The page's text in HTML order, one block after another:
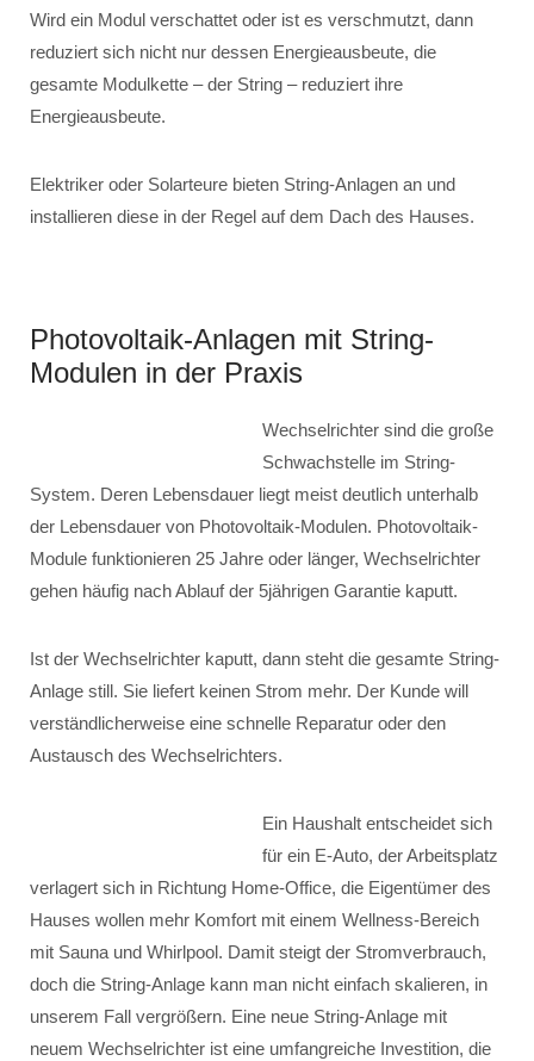
Wird ein Modul verschattet oder ist es verschmutzt, dann
reduziert sich nicht nur dessen Energieausbeute, die
gesamte Modulkette – der String – reduziert ihre
Energieausbeute.
Elektriker oder Solarteure bieten String-Anlagen an und
installieren diese in der Regel auf dem Dach des Hauses.
Photovoltaik-Anlagen mit String-
Modulen in der Praxis
Wechselrichter sind die große
Schwachstelle im String-
System. Deren Lebensdauer liegt meist deutlich unterhalb
der Lebensdauer von Photovoltaik-Modulen. Photovoltaik-
Module funktionieren 25 Jahre oder länger, Wechselrichter
gehen häufig nach Ablauf der 5jährigen Garantie kaputt.
Ist der Wechselrichter kaputt, dann steht die gesamte String-
Anlage still. Sie liefert keinen Strom mehr. Der Kunde will
verständlicherweise eine schnelle Reparatur oder den
Austausch des Wechselrichters.
Ein Haushalt entscheidet sich
für ein E-Auto, der Arbeitsplatz
verlagert sich in Richtung Home-Office, die Eigentümer des
Hauses wollen mehr Komfort mit einem Wellness-Bereich
mit Sauna und Whirlpool. Damit steigt der Stromverbrauch,
doch die String-Anlage kann man nicht einfach skalieren, in
unserem Fall vergrößern. Eine neue String-Anlage mit
neuem Wechselrichter ist eine umfangreiche Investition, die